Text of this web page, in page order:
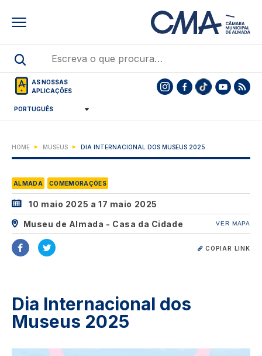
AS NOSSAS
APLICAÇÕES
HOME MUSEUS DIA INTERNACIONAL DOS MUSEUS 2025
ALMADA COMEMORAÇÕES
10 maio 2025 a 17 maio 2025
Museu de Almada - Casa da Cidade
VER MAPA
COPIAR LINK
Dia Internacional dos
Museus 2025